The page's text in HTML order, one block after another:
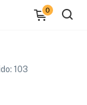
0
103